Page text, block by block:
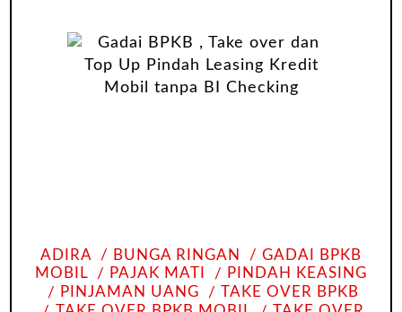
ADIRA BUNGA RINGAN
GADAI BPKB
MOBIL
PAJAK MATI
PINDAH KEASING
PINJAMAN UANG
TAKE OVER BPKB